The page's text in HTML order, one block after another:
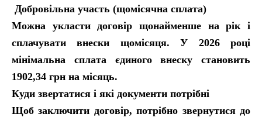
Добровільна участь (щомісячна сплата)
Можна укласти договір щонайменше на рік і
сплачувати внески щомісяця. У 2026 році
мінімальна сплата єдиного внеску становить
1902,34 грн на місяць.
Куди звертатися і які документи потрібні
Щоб заключити договір, потрібно звернутися до